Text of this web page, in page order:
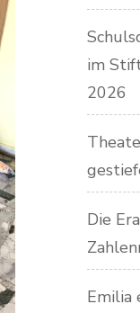
im
2026
Die
Emilia